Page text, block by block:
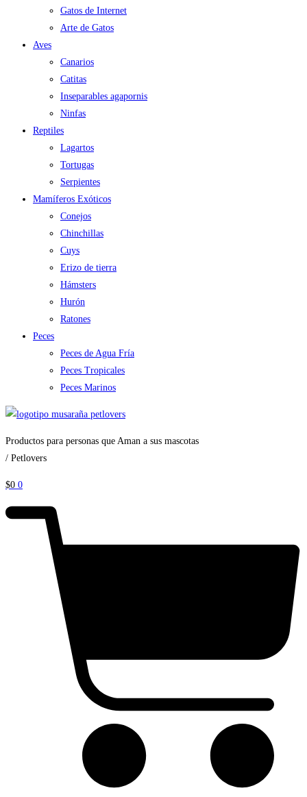
Gatos de Internet
Arte de Gatos
Aves
Canarios
Catitas
Inseparables agapornis
Ninfas
Reptiles
Lagartos
Tortugas
Serpientes
Mamíferos Exóticos
Conejos
Chinchillas
Cuys
Erizo de tierra
Hámsters
Hurón
Ratones
Peces
Peces de Agua Fría
Peces Tropicales
Peces Marinos
Productos para personas que Aman a sus mascotas
/ Petlovers
$0 0